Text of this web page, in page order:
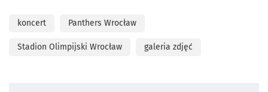
koncert Panthers Wrocław
Stadion Olimpijski Wrocław galeria zdjęć